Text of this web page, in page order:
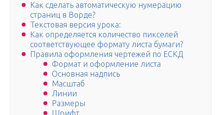
Как сделать автоматическую нумерацию
страниц в Ворде?
Текстовая версия урока:
Как определяется количество пикселей
соответствующее формату листа бумаги?
Правила оформления чертежей по ЕСКД
Формат и оформление листа
Основная надпись
Масштаб
Линии
Размеры
Шрифт